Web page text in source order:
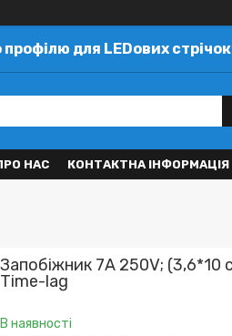
профілю для LEDових
НАС КОНТАКТНА ІНФОРМАЦІЯ
Запобіжник 7A 250V; (3,6*10
Time-lag
В наявності